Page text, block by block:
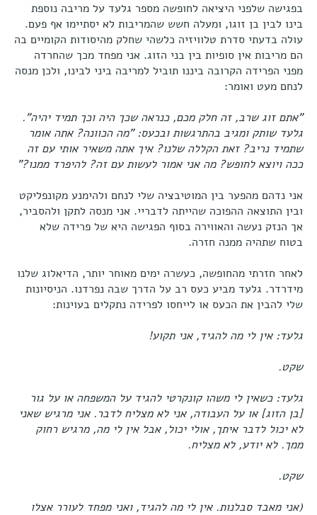
בפגישה שלפני היציאה לחופשה מספר גלעד על מריבה נוספת
בינו לבין בן זוגו, ומעלה חשש שהמריבות לא יסתיימו אף פעם.
עולה בדעתי סדרת טלוויזיה כלשהי שחלק מהיסודות הקומיים בה
הם מריבות אין סופיות בין בני הזוג. אני מפחד מכך שהחרדה
מפני הפרידה הקרובה ביננו תוביל למריבה ביני לבינו, ולכן מנסה
לנחם מעט ואומר:
"אתם זוג שרב, זה חלק מכם, כנראה שכך היה וכך תמיד יהיה".
גלעד שותק ומגיב בהתרגשות ובכעס: "מה הכוונה? אתה אומר
שתמיד נריב? זאת הקללה שלנו? איך אתה משאיר אותי עם זה
ככה ויוצא לחופש? מה אני אמור לעשות עם זה? להיפרד ממנו?"
אני נדהם מהפער בין המוטיבציה שלי לנחם ולהימנע מקונפליקט
ובין התוצאה ההפוכה שהייתה לדבריי. אני מנסה לתקן ולהסביר,
אך הנזק נעשה והאווירה בסוף הפגישה היא של פרידה שלא
בטוח שתהיה ממנה חזרה.
לאחר חזרתי מהחופשה, כעשרה ימים מאוחר יותר, הדיאלוג שלנו
מידרדר. גלעד מביע כעס רב על הדרך שבה נפרדנו. הניסיונות
שלי להבין את הכעס או לייחסו לפרידה נתקלים בעוינות:
גלעד: אין לי מה להגיד, אני תקוע!
שקט.
גלעד: כשאין לי משהו קונקרטי להגיד על המשפחה או על גור
[בן הזוג] או על העבודה, אני לא מצליח לדבר. אני מרגיש שאני
לא יכול לדבר איתך, אולי יכול, אבל אין לי מה, מרגיש רחוק
ממך. לא יודע, לא מצליח.
שקט.
(אני מאבד סבלנות. אין לי מה להגיד, ואני מפחד לעורר אצלו